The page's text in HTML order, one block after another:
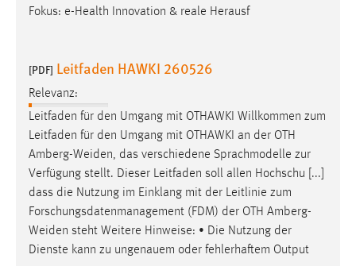
Fokus: e-Health Innovation & reale Herausf
[PDF] Leitfaden HAWKI 260526
Relevanz:
Leitfaden für den Umgang mit OTHAWKI Willkommen zum
Leitfaden für den Umgang mit OTHAWKI an der OTH
Amberg-Weiden, das verschiedene Sprachmodelle zur
Verfügung stellt. Dieser Leitfaden soll allen Hochschu [...]
dass die Nutzung im Einklang mit der Leitlinie zum
Forschungsdatenmanagement (FDM) der OTH Amberg-
Weiden steht Weitere Hinweise: • Die Nutzung der
Dienste kann zu ungenauem oder fehlerhaftem Output